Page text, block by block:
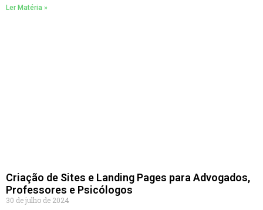
Ler Matéria »
Criação de Sites e Landing Pages para Advogados,
Professores e Psicólogos
30 de julho de 2024